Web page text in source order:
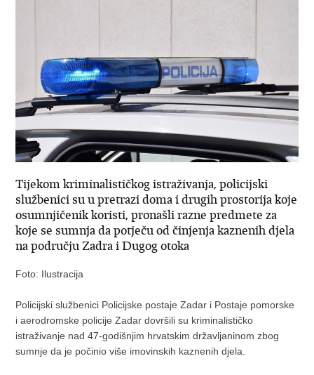
Tijekom kriminalističkog istraživanja, policijski
službenici su u pretrazi doma i drugih prostorija koje
osumnjičenik koristi, pronašli razne predmete za
koje se sumnja da potječu od činjenja kaznenih djela
na području Zadra i Dugog otoka
Foto: Ilustracija
Policijski službenici Policijske postaje Zadar i Postaje pomorske
i aerodromske policije Zadar dovršili su kriminalističko
istraživanje nad 47-godišnjim hrvatskim državljaninom zbog
sumnje da je počinio više imovinskih kaznenih djela.